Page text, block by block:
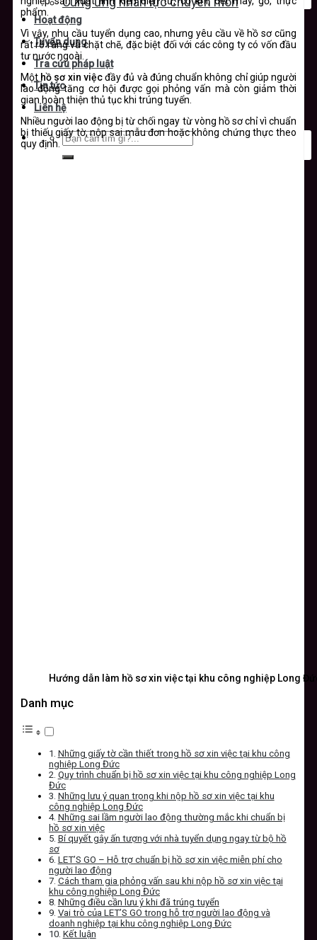
Hoạt động
Tuyển dụng
Tra cứu pháp luật
Tin tức
Liên hệ
phẩm.
Vì vậy, nhu cầu tuyển dụng cao, nhưng yêu cầu về hồ sơ cũng
rất rõ ràng và chặt chẽ, đặc biệt đối với các công ty có vốn đầu
tư nước ngoài.
Một hồ sơ xin việcđầy đủ và đúng chuẩn không chỉ giúp người
lao động tăng cơ hội được gọi phỏng vấn mà còn giảm thời
gian hoàn thiện thủ tục khi trúng tuyển.
Nhiều người lao động bị từ chối ngay từ vòng hồ sơ chỉ vì chuẩn
bị thiếu giấy tờ, nộp sai mẫu đơn hoặc không chứng thực theo
quy định.
Hướng dẫn làm hồ sơ xin việc tại khu công nghiệp Long
Danh mục
Những giấy tờ cần thiết trong hồ sơ xin việc tại khu công
nghiệp Long Đức
Quy trình chuẩn bị hồ sơ xin việc tại khu công nghiệp Long
Đức
Những lưu ý quan trọng khi nộp hồ sơ xin việc tại khu
công nghiệp Long Đức
Những sai lầm người lao động thường mắc khi chuẩn bị
hồ sơ xin việc
Bí quyết gây ấn tượng với nhà tuyển dụng ngay từ bộ hồ
sơ
LET’S GO – Hỗ trợ chuẩn bị hồ sơ xin việc miễn phí cho
người lao động
Cách tham gia phỏng vấn sau khi nộp hồ sơ xin việc tại
khu công nghiệp Long Đức
Những điều cần lưu ý khi đã trúng tuyển
Vai trò của LET’S GO trong hỗ trợ người lao động và
doanh nghiệp tại khu công nghiệp Long Đức
Kết luận